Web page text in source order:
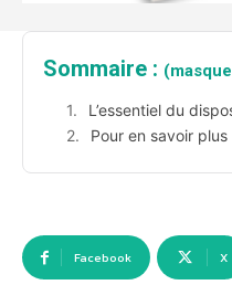
Sommaire :
L’essentiel du
Pour en savoir plus
Facebook X